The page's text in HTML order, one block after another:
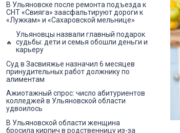
В Ульяновске после ремонта подъезда к
СНТ «Свияга» заасфальтируют дороги к
«Лужкам» и «Сахаровской мельнице»
Ульяновцы назвали главный подарок
судьбы: дети и семья обошли деньги и
карьеру
Суд в Засвияжье назначил 6 месяцев
принудительных работ должнику по
алиментам
Ажиотажный спрос: число абитуриентов
колледжей в Ульяновской области
удвоилось
В Ульяновской области женщина
бросила кирпич в родственницу из-за